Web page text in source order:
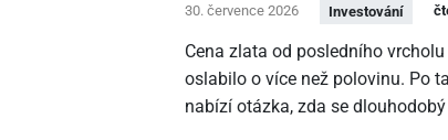
30. července 2026 Investování
Cena zlata od posledního
oslabilo o více než polovinu. Po
nabízí otázka, zda se